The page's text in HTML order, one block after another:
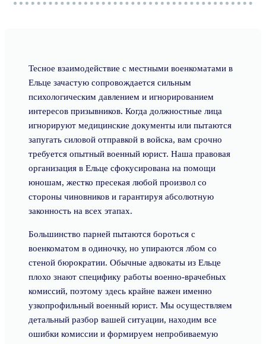
Тесное взаимодействие с местными военкоматами в
Ельце зачастую сопровождается сильным
психологическим давлением и игнорированием
интересов призывников. Когда должностные лица
игнорируют медицинские документы или пытаются
запугать силовой отправкой в войска, вам срочно
требуется опытный военный юрист. Наша правовая
организация в Ельце сфокусирована на помощи
юношам, жестко пресекая любой произвол со
стороны чиновников и гарантируя абсолютную
законность на всех этапах.
Большинство парней пытаются бороться с
военкоматом в одиночку, но упираются лбом со
стеной бюрократии. Обычные адвокаты из Ельце
плохо знают специфику работы военно-врачебных
комиссий, поэтому здесь крайне важен именно
узкопрофильный военный юрист. Мы осуществляем
детальный разбор вашей ситуации, находим все
ошибки комиссии и формируем непробиваемую